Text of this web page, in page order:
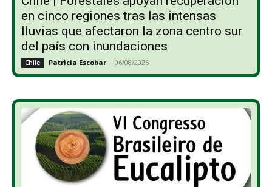
en cinco regiones tras las intensas
lluvias que afectaron la zona centro sur
del país con inundaciones
Chile Patricia Escobar - 06/08/2026